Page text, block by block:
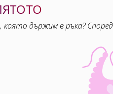
държим в ръка? Според